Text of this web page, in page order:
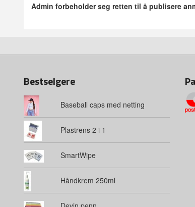
Admin forbeholder seg retten til å publisere
Bestselgere
Baseball caps med netting
Plastrens 2 i 1
SmartWipe
Håndkrem 250ml